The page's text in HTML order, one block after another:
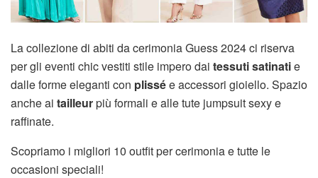
La collezione di abiti da cerimonia Guess 2024 ci riserva
per gli eventi chic vestiti stile impero dai tessuti satinatie
dalle forme eleganti con plissée accessori gioiello. Spazio
anche ai tailleurpiù formali e alle tute jumpsuit sexy e
raffinate.
Scopriamo i migliori 10 outfit per cerimonia e tutte le
occasioni speciali!